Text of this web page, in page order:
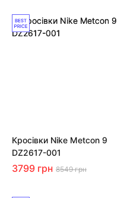
Кросівки Nike Metcon 9
DZ2617-001
3799 грн 8549 грн